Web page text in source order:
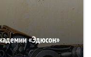
«Эдюсон»